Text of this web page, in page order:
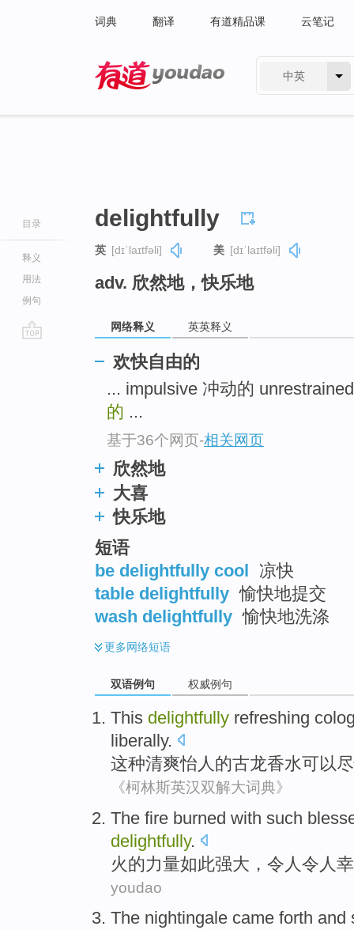
词典 翻译 有道精品课 云笔记
中英
目录
释义
用法
例句
delightfully
英 [dɪˈlaɪtfəli] 美 [dɪˈlaɪtfəli]
adv. 欣然地，快乐地
网络释义 英英释义
欢快自由的
... impulsive 冲动的
的 ...
基于36个网页-相关网页
欣然地
大喜
快乐地
短语
be delightfully cool 凉快
table delightfully 愉快地提交
wash delightfully 愉快地洗涤
更多网络短语
双语例句 权威例句
This delightfully refreshing
liberally.
这种清爽怡人 的古龙香水可以
《柯林斯英汉双解大词典》
The fire burned with such
delightfully.
火的力量如此强大， 令人令人
youdao
The nightingale came forth and